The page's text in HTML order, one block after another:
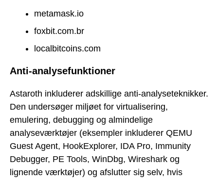
metamask.io
foxbit.com.br
localbitcoins.com
Anti-analysefunktioner
Astaroth inkluderer adskillige anti-analyseteknikker.
Den undersøger miljøet for virtualisering,
emulering, debugging og almindelige
analyseværktøjer (eksempler inkluderer QEMU
Guest Agent, HookExplorer, IDA Pro, Immunity
Debugger, PE Tools, WinDbg, Wireshark og
lignende værktøjer) og afslutter sig selv, hvis